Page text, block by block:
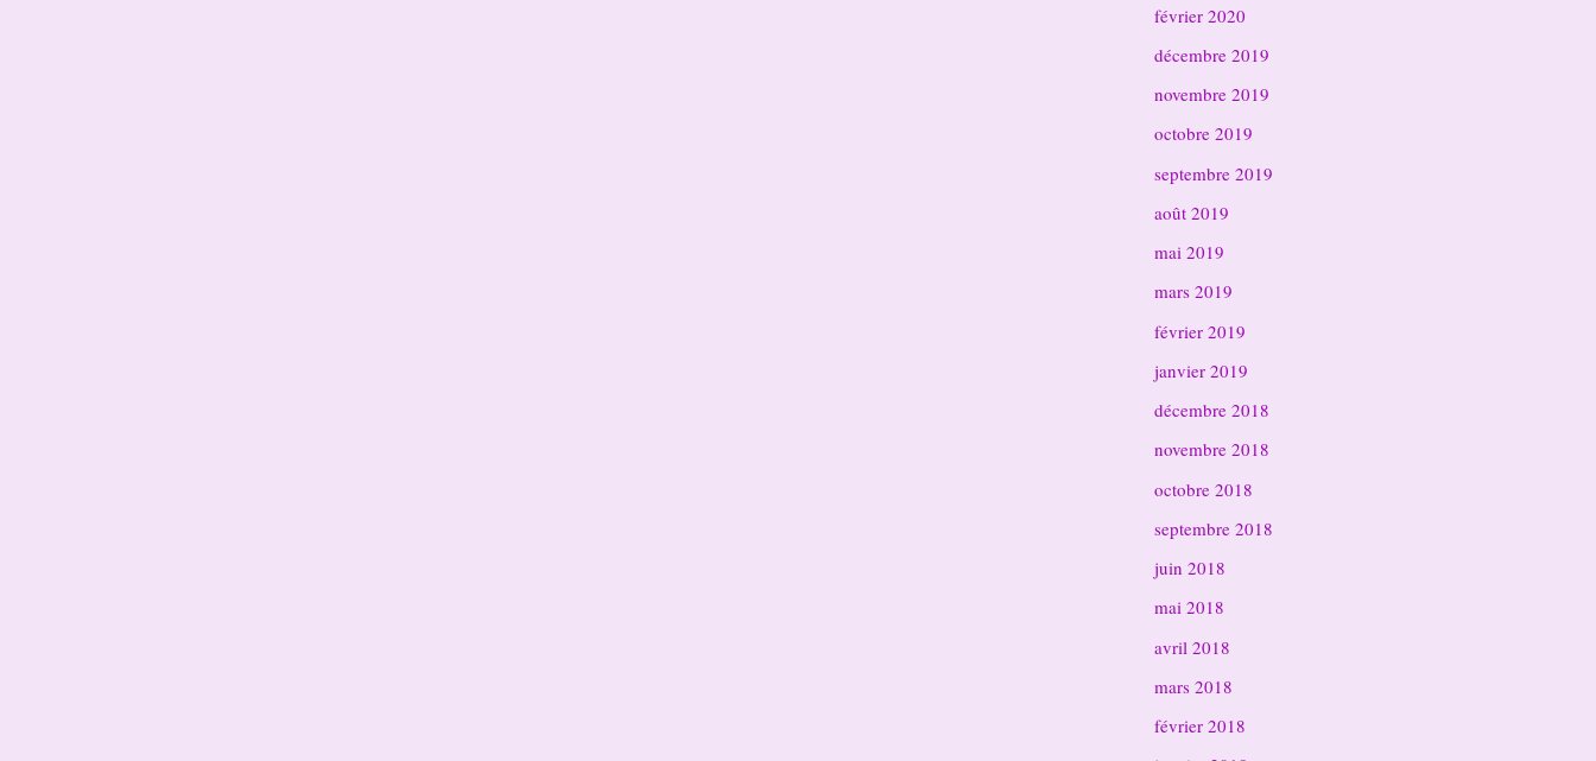
février 2020
décembre 2019
novembre 2019
octobre 2019
septembre 2019
août 2019
mai 2019
mars 2019
février 2019
janvier 2019
décembre 2018
novembre 2018
octobre 2018
septembre 2018
juin 2018
mai 2018
avril 2018
mars 2018
février 2018